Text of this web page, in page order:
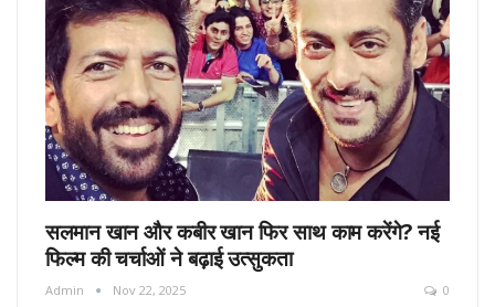
सलमान खान और कबीर खान फिर साथ काम करेंगे? नई
फिल्म की चर्चाओं ने बढ़ाई उत्सुकता
Admin Nov 22, 2025 0